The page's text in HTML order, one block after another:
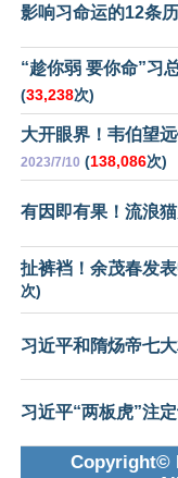
影响习命运的12条
“趁你弱 要你命”习
(33,238次)
大开眼界！韦伯望
2023/7/10 (138,086次)
有因即有果！流浪
扯裤裆！余茂春发
次)
习近平和隋炀帝七
习近平“两板虎”注
Copyright©